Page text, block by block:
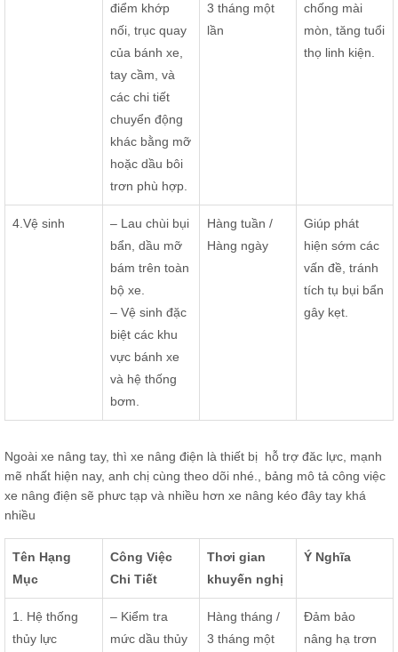
điểm khớp
nối, trục quay
của bánh xe,
tay cầm, và
các chi tiết
chuyển động
khác bằng mỡ
hoặc dầu bôi
trơn phù hợp.
3 tháng một
lần
chống mài
mòn, tăng tuổi
thọ linh kiện.
4.Vệ sinh
– Lau chùi bụi
bẩn, dầu mỡ
bám trên toàn
bộ xe.
– Vệ sinh đặc
biệt các khu
vực bánh xe
và hệ thống
bơm.
Hàng tuần /
Hàng ngày
Giúp phát
hiện sớm các
vấn đề, tránh
tích tụ bụi bẩn
gây kẹt.
Ngoài xe nâng tay, thì xe nâng điện là thiết bị hỗ trợ đăc lực, mạnh
mẽ nhất hiện nay, anh chị cùng theo dõi nhé., bảng mô tả công việc
xe nâng điện sẽ phưc tạp và nhiều hơn xe nâng kéo đây tay khá
nhiều
Tên Hạng
Mục
Công Việc
Chi Tiết
Thơi gian
khuyến nghị
Ý Nghĩa
1. Hệ thống
thủy lực
– Kiểm tra
mức dầu thủy
Hàng tháng /
3 tháng một
Đảm bảo
nâng hạ trơn